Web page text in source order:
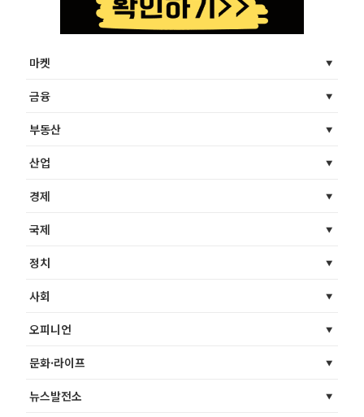
마켓
금융
부동산
산업
경제
국제
정치
사회
오피니언
문화·라이프
뉴스발전소